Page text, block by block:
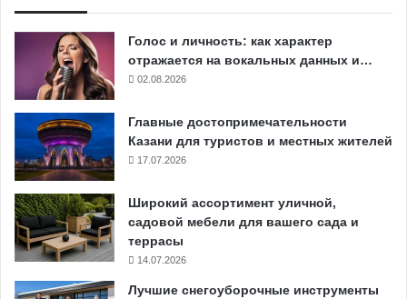
Голос и личность: как характер
отражается на вокальных данных и…
02.08.2026
Главные достопримечательности
Казани для туристов и местных жителей
17.07.2026
Широкий ассортимент уличной,
садовой мебели для вашего сада и
террасы
14.07.2026
Лучшие снегоуборочные инструменты